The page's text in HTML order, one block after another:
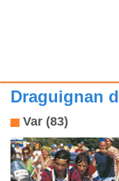
Draguignan
Var (83)